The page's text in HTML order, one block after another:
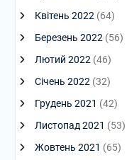
Квітень 2022 (64)
Березень 2022 (56)
Лютий 2022 (46)
Січень 2022 (32)
Грудень 2021 (42)
Листопад 2021 (53)
Жовтень 2021 (65)